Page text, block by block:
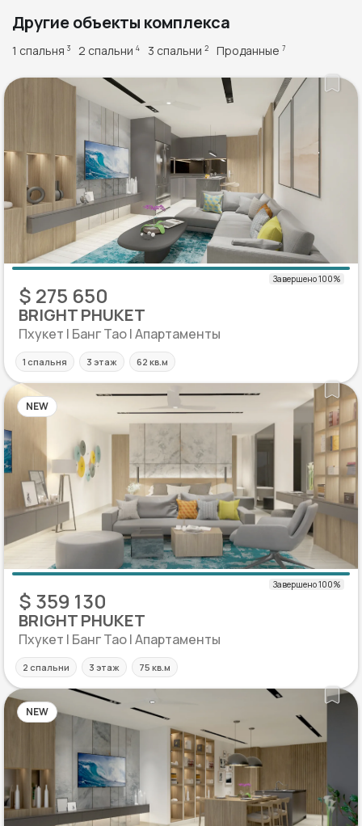
Другие объекты комплекса
1 спальня 3 2 спальни 4 3 спальни 2 Проданные 7
$ 275 650
BRIGHT PHUKET
Пхукет | Банг Тао | Апартаменты
1 спальня 3 этаж 62 кв.м
NEW
$ 359 130
BRIGHT PHUKET
Пхукет | Банг Тао | Апартаменты
2 спальни 3 этаж 75 кв.м
NEW